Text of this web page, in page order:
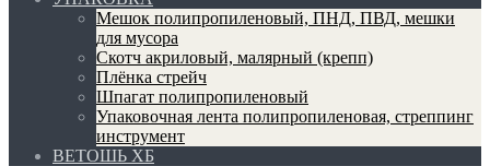
Мешок полипропиленовый, ПНД, ПВД, мешки
для мусора
Скотч акриловый, малярный (крепп)
Плёнка стрейч
Шпагат полипропиленовый
Упаковочная лента полипропиленовая, стреппинг
инструмент
ВЕТОШЬ ХБ